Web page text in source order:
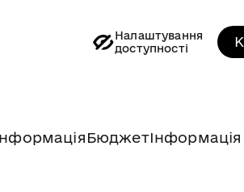
Налаштування
доступності
БюджетІнформація